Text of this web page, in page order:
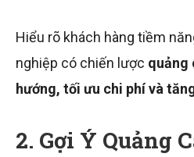
Hiểu rõ khách hàng tiềm
nghiệp có chiến lược quảng
hướng, tối ưu chi phí và
2. Gợi Ý Quảng